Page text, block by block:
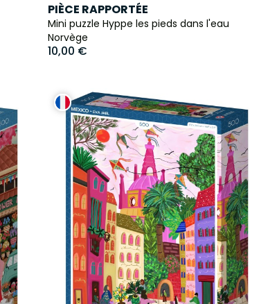
PIÈCE RAPPORTÉE
Mini puzzle Hyppe les pieds dans l'eau
Norvège
10,00 €